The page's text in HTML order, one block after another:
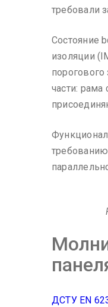
требовали
Состояние
изоляции
части: рама
ДСТУ EN